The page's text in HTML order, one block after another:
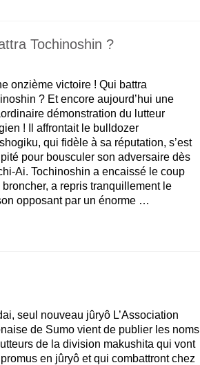
Tochinoshin ?
onzième victoire ! Qui battra
? Et encore aujourd’hui une
démonstration du lutteur
! Il affrontait le bulldozer
qui fidèle à sa réputation, s’est
pour bousculer son adversaire dès
Ai. Tochinoshin a encaissé le coup
broncher, a repris tranquillement le
opposant par un énorme …
seul nouveau jûryô L’Association
de Sumo vient de publier les noms
de la division makushita qui vont
en jûryô et qui combattront chez